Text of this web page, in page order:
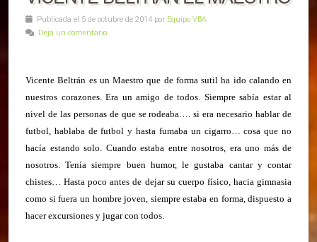
Publicada el 5 de octubre de 2014 por Equipo VBA
Deja un comentario
Vicente Beltrán es un Maestro que de forma sutil ha ido calando en
nuestros corazones. Era un amigo de todos. Siempre sabía estar al
nivel de las personas de que se rodeaba…. si era necesario hablar de
futbol, hablaba de futbol y hasta fumaba un cigarro… cosa que no
hacía estando solo. Cuando estaba entre nosotros, era uno más de
nosotros. Tenía siempre buen humor, le gustaba cantar y contar
chistes… Hasta poco antes de dejar su cuerpo físico, hacia gimnasia
como si fuera un hombre joven, siempre estaba en forma, dispuesto a
hacer excursiones y jugar con todos.